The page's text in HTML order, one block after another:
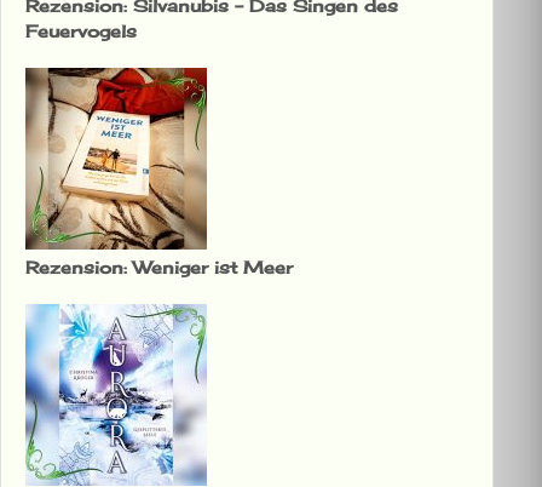
Rezension: Silvanubis – Das Singen des
Feuervogels
Rezension: Weniger ist Meer